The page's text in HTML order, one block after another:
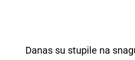
Danas su stupile na